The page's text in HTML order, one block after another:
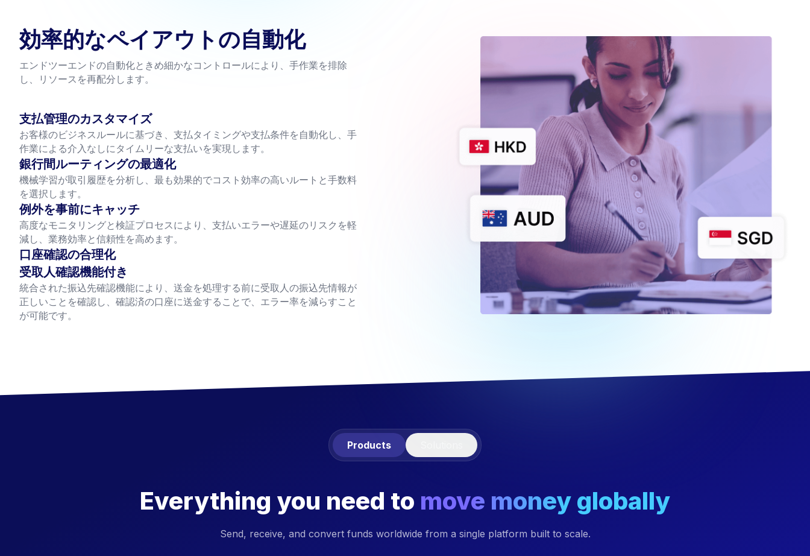
効率的なペイアウトの自動化
エンドツーエンドの自動化ときめ細かなコントロールにより、手作業を排除
支払管理のカスタマイズ
お客様のビジネスルールに基づき、支払タイミングや支払条件を自動化し、手
作業による介入なしにタイムリーな支払いを実現します。
銀行間ルーティングの最適化
機械学習が取引履歴を分析し、最も効果的でコスト効率の高いルートと手数料
を選択します。
例外を事前にキャッチ
高度なモニタリングと検証プロセスにより、支払いエラーや遅延のリスクを軽
減し、業務効率と信頼性を高めます。
口座確認の合理化
受取人確認機能付き
統合された振込先確認機能により、送金を処理する前に受取人の振込先情報が
正しいことを確認し、確認済の口座に送金することで、エラー率を減らすこと
Products Solutions
Everything you need to move money globally